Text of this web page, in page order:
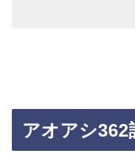
アオアシ362